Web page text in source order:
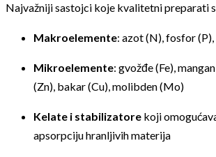
Najvažniji sastojci koje kvalitetni preparati
Makroelemente: azot (N), fosfor
Mikroelemente: gvožđe (Fe),
(Zn), bakar (Cu), molibden (Mo)
Kelate i stabilizatore koji
apsorpciju hranljivih materija